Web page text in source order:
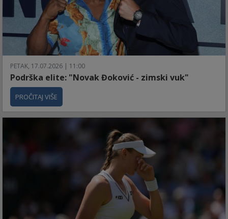
PETAK, 17.07.2026 | 11:00
Podrška elite: "Novak Đoković - zimski vuk"
PROČITAJ VIŠE